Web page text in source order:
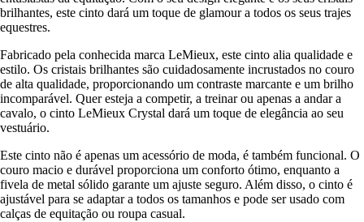
brilhantes, este cinto dará um toque de glamour a todos os seus trajes
equestres.
Fabricado pela conhecida marca LeMieux, este cinto alia qualidade e
estilo. Os cristais brilhantes são cuidadosamente incrustados no couro
de alta qualidade, proporcionando um contraste marcante e um brilho
incomparável. Quer esteja a competir, a treinar ou apenas a andar a
cavalo, o cinto LeMieux Crystal dará um toque de elegância ao seu
vestuário.
Este cinto não é apenas um acessório de moda, é também funcional. O
couro macio e durável proporciona um conforto ótimo, enquanto a
fivela de metal sólido garante um ajuste seguro. Além disso, o cinto é
ajustável para se adaptar a todos os tamanhos e pode ser usado com
calças de equitação ou roupa casual.